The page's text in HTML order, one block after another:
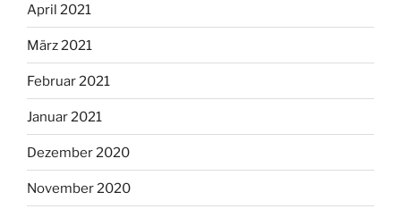
April 2021
März 2021
Februar 2021
Januar 2021
Dezember 2020
November 2020